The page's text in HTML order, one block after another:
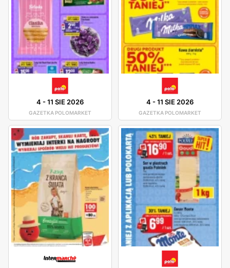
4 -11 SIE 2026
GAZETKA POLOMARKET
4 -11 SIE 2026
GAZETKA POLOMARKET